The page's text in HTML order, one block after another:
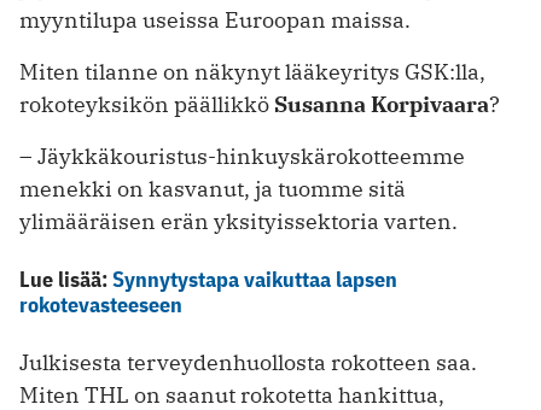
myynti­lupa useissa Euroopan maissa.
Miten tilanne on näkynyt lääkeyritys GSK:lla,
rokoteyksikön päällikkö Susanna Korpivaara?
– Jäykkäkouristus-hinkuyskärokotteemme
menekki on kasvanut, ja tuomme sitä
ylimääräisen erän yksityissektoria varten.
Lue lisää:Synnytystapa vaikuttaa lapsen
rokotevasteeseen
Julkisesta terveydenhuollosta rokotteen saa.
Miten THL on saanut rokotetta hankittua,